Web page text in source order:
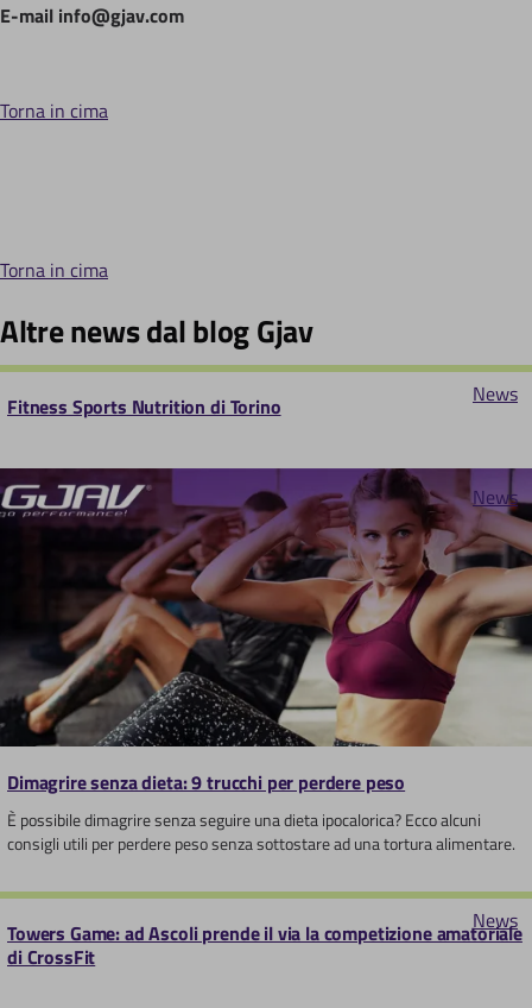
E-mail info@gjav.com
Torna in cima
Torna in cima
Altre news dal blog Gjav
News
Fitness Sports Nutrition di Torino
News
Dimagrire senza dieta: 9 trucchi per perdere peso
È possibile dimagrire senza seguire una dieta ipocalorica? Ecco alcuni
consigli utili per perdere peso senza sottostare ad una tortura alimentare.
News
Towers Game: ad Ascoli prende il via la competizione amatoriale
di CrossFit